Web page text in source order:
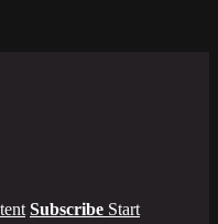
Subscribe Start